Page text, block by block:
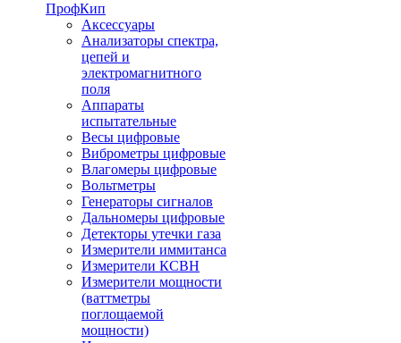
ПрофКип
Аксессуары
Анализаторы спектра,
цепей и
электромагнитного
поля
Аппараты
испытательные
Весы цифровые
Виброметры цифровые
Влагомеры цифровые
Вольтметры
Генераторы сигналов
Дальномеры цифровые
Детекторы утечки газа
Измерители иммитанса
Измерители КСВН
Измерители мощности
(ваттметры
поглощаемой
мощности)